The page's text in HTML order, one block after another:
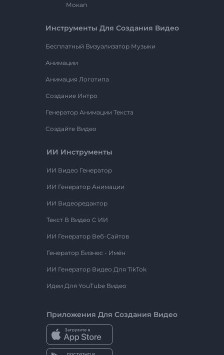
Мокап
Инструменты Для Создания Видео
Бесплатный Визуализатор Музыки
Анимации
Анимация Логотипа
Создание Интро
Генератор Анимации Текста
Создайте Видео
ИИ Инструменты
ИИ Видео Генератор
ИИ Генератор Анимации
ИИ Видеоредактор
Текст В Видео С ИИ
ИИ Генератор Веб-Сайтов
Генератор Бизнес - Имён
ИИ Генератор Видео Для TikTok
Идеи Для YouTube Видео
Приложения Для Создания Видео